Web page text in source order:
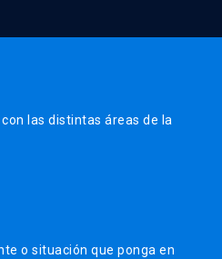
las distintas áreas de la
o situación que ponga en